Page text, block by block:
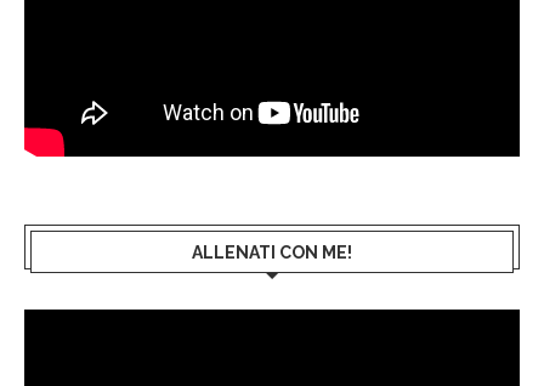
ALLENATI CON ME!